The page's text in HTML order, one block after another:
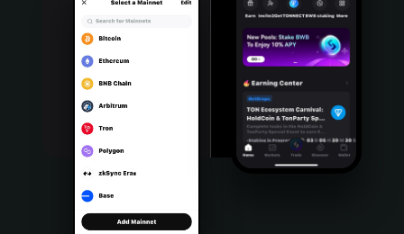
Português (Portugal)
Bahasa Indonesia
Português (Brasil)
Español (Argentina)